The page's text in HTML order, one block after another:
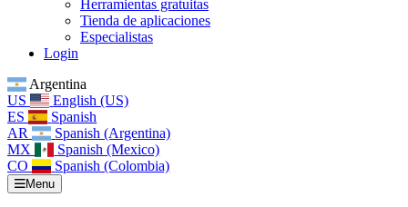
Herramientas gratuitas
Tienda de aplicaciones
Especialistas
Login
Argentina
US
English (US)
ES
Spanish
AR
Spanish (Argentina)
MX
Spanish (Mexico)
CO
Spanish (Colombia)
Menu